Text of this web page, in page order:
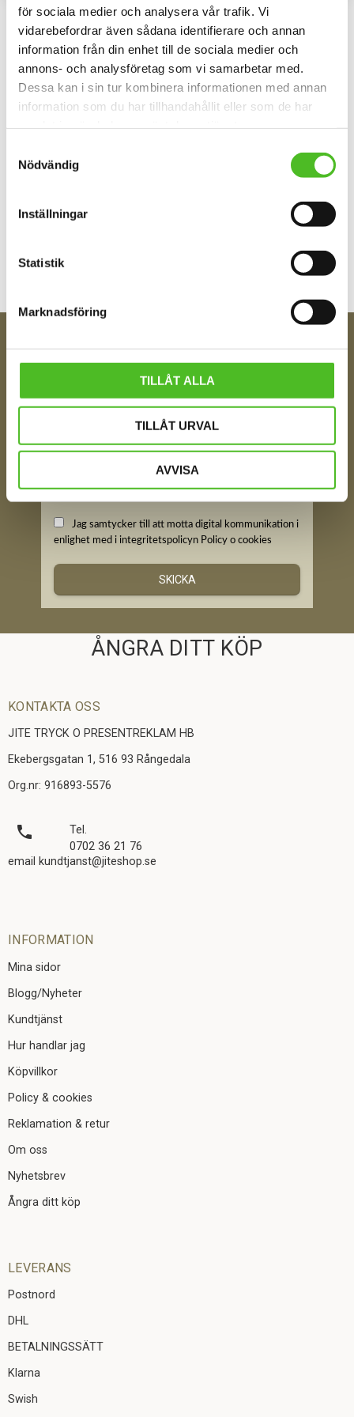
för sociala medier och analysera vår trafik. Vi
vidarebefordrar även sådana identifierare och annan
information från din enhet till de sociala medier och
annons- och analysföretag som vi samarbetar med.
Dessa kan i sin tur kombinera informationen med annan
information som du har tillhandahållit eller som de har
Nödvändig
Inställningar
Statistik
Marknadsföring
TILLÅT ALLA
TILLÅT URVAL
AVVISA
Omdömen
Du
Bli den första att lämna ett omdöme.
FÅ TIPS OM NYHETER!
Ditt Namn
Jag samtycker till att motta digital kommunikation i
enlighet med i integritetspolicyn Policy o cookies
SKICKA
ÅNGRA DITT KÖP
KONTAKTA OSS
JITE TRYCK O PRESENTREKLAM HB
Ekebergsgatan 1, 516 93 Rångedala
Org.nr: 916893-5576
local_phone
Tel.
0702 36 21 76
email kundtjanst@jiteshop.se
INFORMATION
Mina sidor
Blogg/Nyheter
Kundtjänst
Hur handlar jag
Köpvillkor
Policy & cookies
Reklamation & retur
Om oss
Nyhetsbrev
Ångra ditt köp
LEVERANS
Postnord
DHL
BETALNINGSSÄTT
Klarna
Swish